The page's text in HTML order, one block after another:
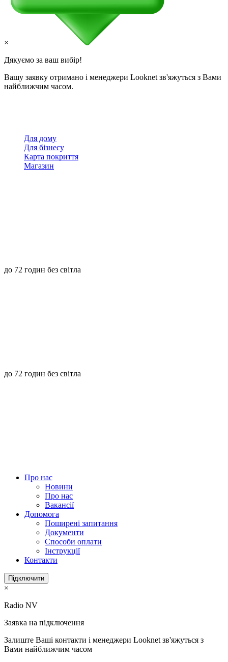
×
Дякуємо за ваш вибір!
Вашу заявку отримано і менеджери Looknet зв'яжуться з Вами
найближчим часом.
Для дому
Для бізнесу
Карта покриття
Магазин
до 72 годин без світла
до 72 годин без світла
Про нас
Новини
Про нас
Вакансії
Допомога
Поширені запитання
Документи
Способи оплати
Інструкції
Контакти
Підключити
×
Radio NV
Заявка на підключення
Залиште Ваші контакти і менеджери Looknet зв'яжуться з
Вами найближчим часом